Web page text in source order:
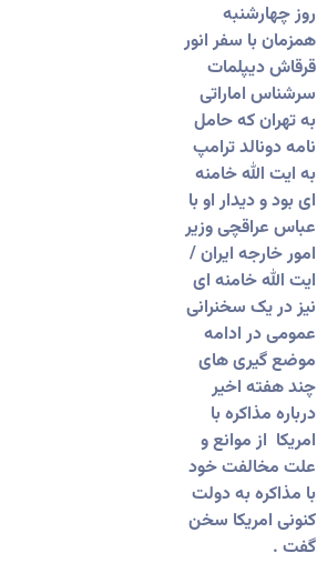
روز چهارشنبه
همزمان با سفرانور
قرقاش دیپلمات
سرشناس اماراتی
به تهران که حامل
نامه دونالد ترامپ
به ایت الله خامنه
ای بود و دیدار او با
عباس عراقچی وزیر
امور خارجه ایران /
ایت الله خامنه ای
نیز در یک سخنرانی
عمومی در ادامه
موضع گیری های
چند هفته اخیر
درباره مذاکره با
امریکا از موانع و
علت مخالفت خود
با مذاکره به دولت
کنونی امریکا سخن
گفت .